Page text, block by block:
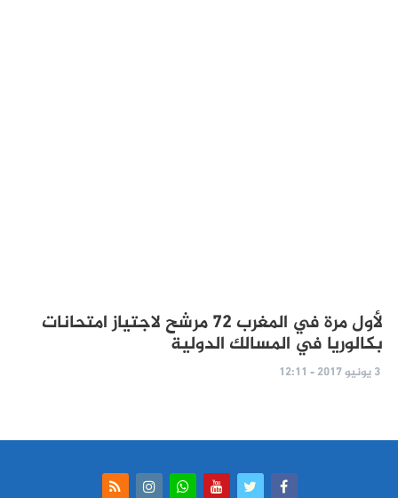
لأول مرة في المغرب 72 مرشح لاجتياز امتحانات
بكالوريا في المسالك الدولية
3 يونيو 2017 - 12:11